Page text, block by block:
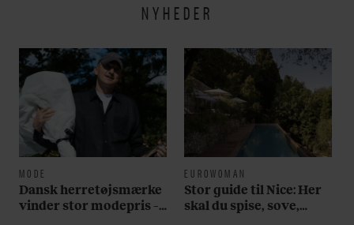
NYHEDER
MODE
Dansk herretøjsmærke
vinder stor modepris –
EUROWOMAN
Stor guide til Nice: Her
skal du spise, sove,